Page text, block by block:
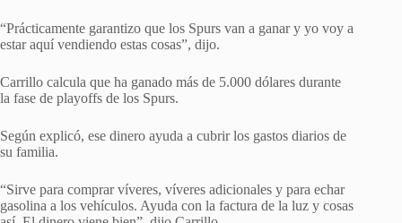
“Prácticamente garantizo que los Spurs van a ganar y yo voy a
estar aquí vendiendo estas cosas”, dijo.
Carrillo calcula que ha ganado más de 5.000 dólares durante
la fase de playoffs de los Spurs.
Según explicó, ese dinero ayuda a cubrir los gastos diarios de
su familia.
“Sirve para comprar víveres, víveres adicionales y para echar
gasolina a los vehículos. Ayuda con la factura de la luz y cosas